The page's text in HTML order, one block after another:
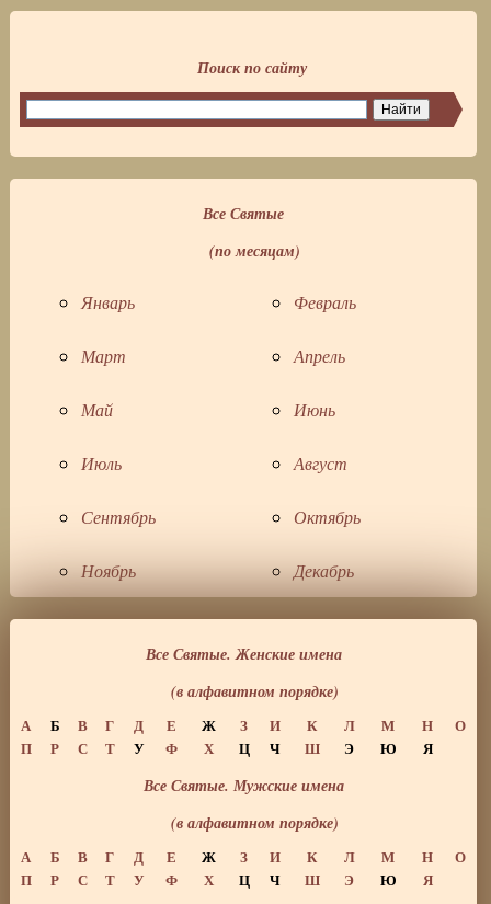
Все Святые
(по месяцам)
Январь Февраль
Март Апрель
Май Июнь
Июль Август
Сентябрь Октябрь
Ноябрь Декабрь
Все Святые. Женские имена
(в алфавитном порядке)
А Б В Г Д Е Ж З И К Л М Н
О
П
Р С Т У Ф Х Ц Ч Ш Э Ю Я
Все Святые. Мужские имена
(в алфавитном порядке)
А Б В Г Д Е Ж З И К Л М Н
О
П
Р С Т У Ф Х Ц Ч Ш Э Ю Я
Поиск по сайту